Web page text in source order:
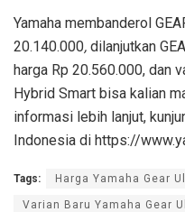
Yamaha membanderol
20.140.000, dilanjutkan
harga Rp 20.560.000, dan
Hybrid Smart bisa kalian
informasi lebih lanjut,
Indonesia di https://
Tags: Harga Yamaha Gear
Varian Baru Yamaha Gear